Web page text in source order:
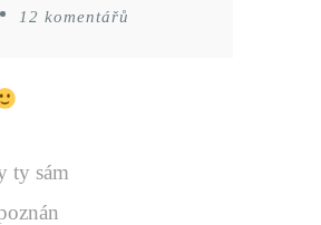
12 komentářů
ty sám